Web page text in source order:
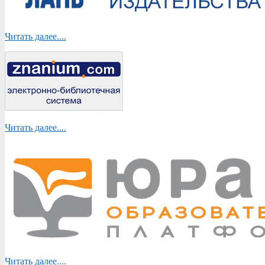
Читать далее....
Читать далее....
Читать далее....